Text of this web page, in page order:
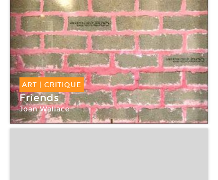
ART CRITIQUE
Friends
Joan Wallace
Galerie Loevenbruck